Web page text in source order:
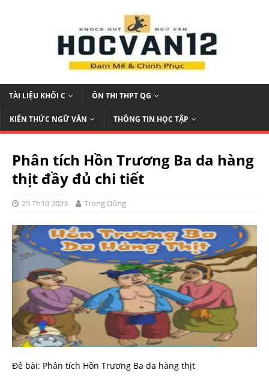
TÀI LIỆU KHỐI C ÔN THI THPT QG
KIẾN THỨC NGỮ VĂN THÔNG TIN HỌC TẬP
Phân tích Hồn Trương Ba da hàng
thịt đầy đủ chi tiết
25 Th10 2023 Trọng Dũng
Đề bài: Phân tích Hồn Trương Ba da hàng thịt